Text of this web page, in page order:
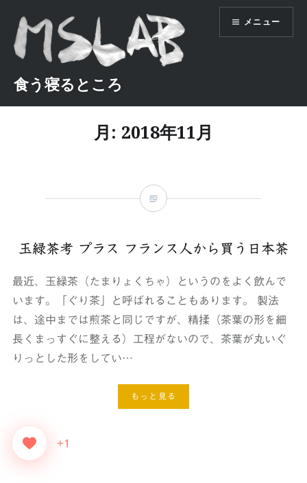
ス
食う寝るところ
メニュー
月: 2018年11月
玉緑茶考 プラス フランス人から買う日本茶
最近、玉緑茶（たまりょくちゃ）というのをよく飲んで
います。「ぐり茶」と呼ばれることもあります。 製法
は、途中までは煎茶と同じですが、精揉（茶葉の形を細
長くまっすぐに整える）工程がないので、茶葉が丸いぐ
りっとした形をしてい…
もっと見る
+1